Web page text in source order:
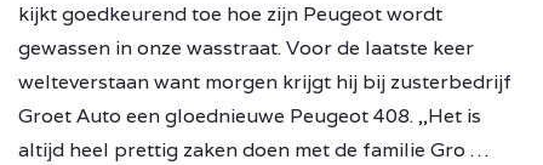
kijkt goedkeurend toe hoe zijn Peugeot wordt
gewassen in onze wasstraat. Voor de laatste keer
welteverstaan want morgen krijgt hij bij zusterbedrijf
Groet Auto een gloednieuwe Peugeot 408. ,,Het is
altijd heel prettig zaken doen met de familie Gro …